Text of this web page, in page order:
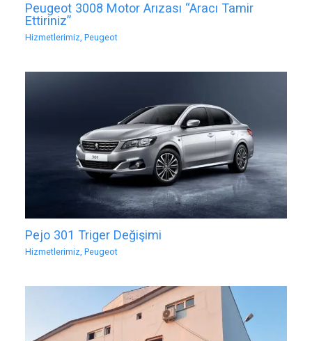
Peugeot 3008 Motor Arızası “Aracı Tamir
Ettiriniz”
Hizmetlerimiz,Peugeot
Pejo 301 Triger Değişimi
Hizmetlerimiz,Peugeot